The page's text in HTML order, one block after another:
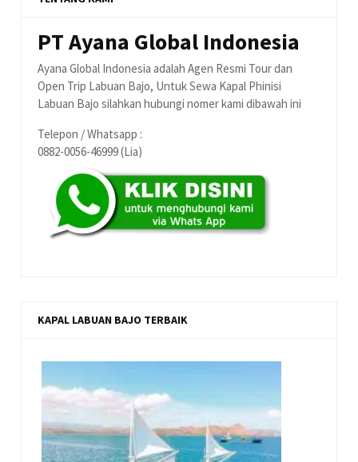
PT Ayana Global Indonesia
Ayana Global Indonesia adalah Agen Resmi Tour dan
Open Trip Labuan Bajo, Untuk Sewa Kapal Phinisi
Labuan Bajo silahkan hubungi nomer kami dibawah ini
Telepon / Whatsapp :
0882-0056-46999 (Lia)
KAPAL LABUAN BAJO TERBAIK